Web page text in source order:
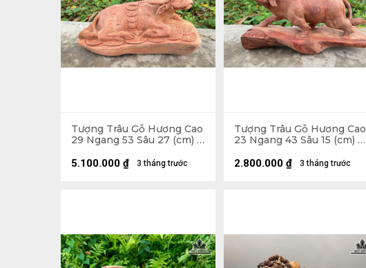
Tượng Trâu Gỗ Hương Cao
29 Ngang 53 Sâu 27 (cm) -
3 tháng trước
5.100.000 ₫
Tượng Trâu Gỗ Hương Cao
23 Ngang 43 Sâu 15 (cm) -
3 tháng trước
2.800.000 ₫